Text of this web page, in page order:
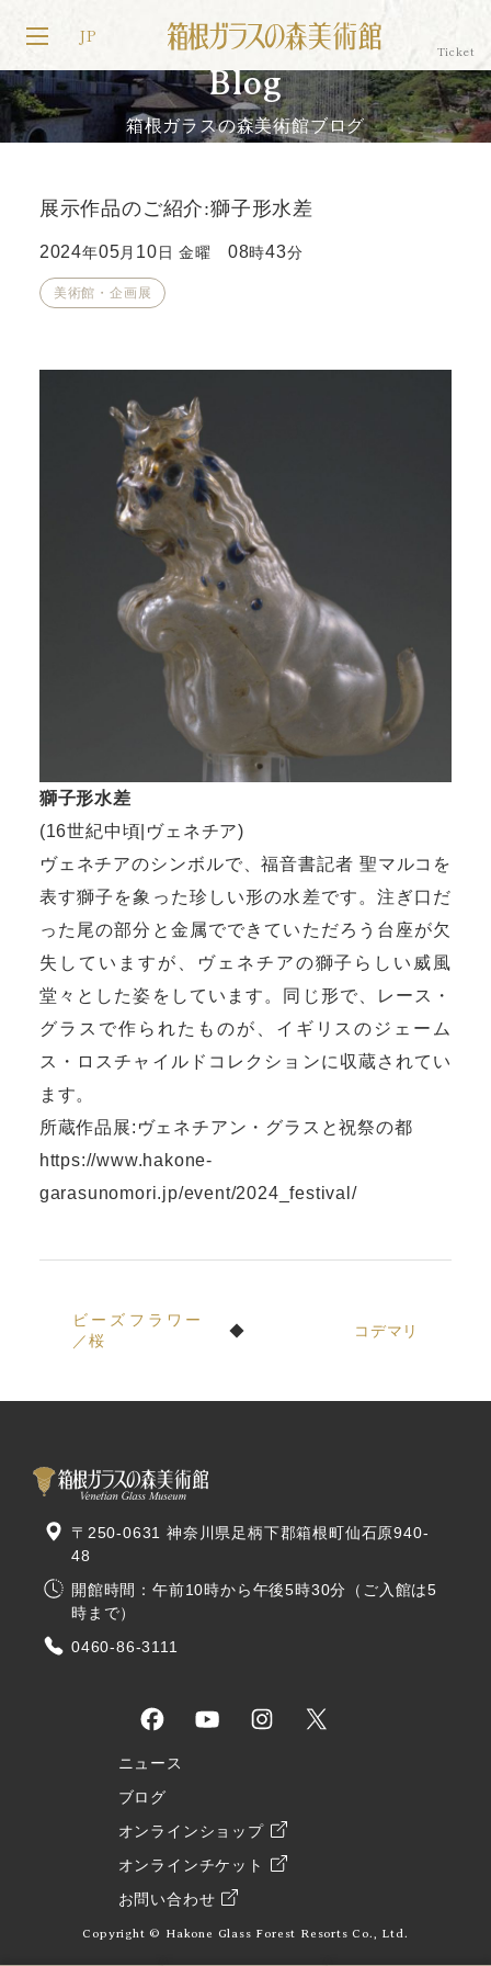
JP
Blog
箱根ガラスの森美術館ブログ
展示作品のご紹介:獅子形水差
2024年05 月 10 日 金曜 08時43分
美術館・企画展
獅子形水差
(16世紀中頃|ヴェネチア)
ヴェネチアのシンボルで、福音書記者 聖マルコを
表す獅子を象った珍しい形の水差です。注ぎ口だ
った尾の部分と金属でできていただろう台座が欠
失していますが、ヴェネチアの獅子らしい威風
堂々とした姿をしています。同じ形で、レース・
グラスで作られたものが、イギリスのジェーム
ス・ロスチャイルドコレクションに収蔵されてい
ます。
所蔵作品展:ヴェネチアン・グラスと祝祭の都
https://www.hakone-
garasunomori.jp/event/2024_festival/
ビーズフラワー
／桜
コデマリ
ニュース
ブログ
オンラインショップ
オンラインチケット
お問い合わせ
〒250-0631 神奈川県足柄下郡箱根町仙石原940-
48
開館時間：午前10時から午後5時30分（ご入館は5
時まで）
0460-86-3111
Copyright © Hakone Glass Forest Resorts Co., Ltd.